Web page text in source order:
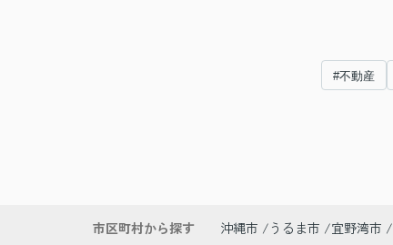
#不動産
市区町村から探す 沖縄市 うるま市 宜野湾市